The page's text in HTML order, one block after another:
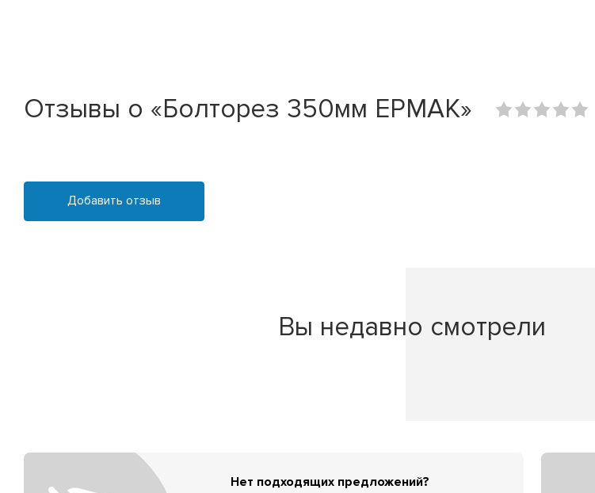
Отзывы о «Болторез 350мм ЕРМАК»
Добавить отзыв
Вы недавно смотрели
Нет подходящих предложений?